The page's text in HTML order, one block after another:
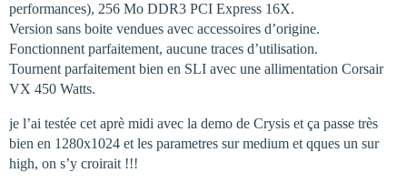
performances), 256 Mo DDR3 PCI Express 16X.
Version sans boite vendues avec accessoires d’origine.
Fonctionnent parfaitement, aucune traces d’utilisation.
Tournent parfaitement bien en SLI avec une allimentation Corsair
VX 450 Watts.
je l’ai testée cet aprè midi avec la demo de Crysis et ça passe très
bien en 1280x1024 et les parametres sur medium et qques un sur
high, on s’y croirait !!!